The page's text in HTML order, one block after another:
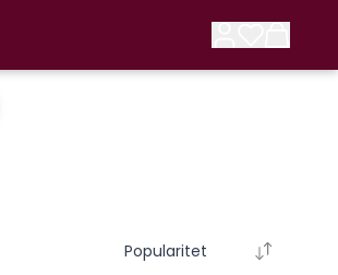
Popularitet